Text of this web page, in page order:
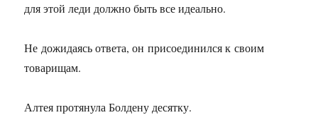
для этой леди должно быть все идеально.
Не дожидаясь ответа, он присоединился к своим
товарищам.
Алтея протянула Болдену десятку.